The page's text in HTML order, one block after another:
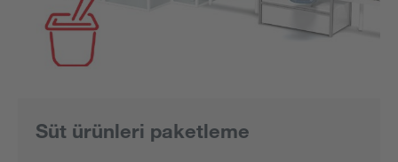
Süt ürünleri paketleme